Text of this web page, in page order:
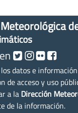
datos e
de acceso y uso
a la Dirección
de la información.